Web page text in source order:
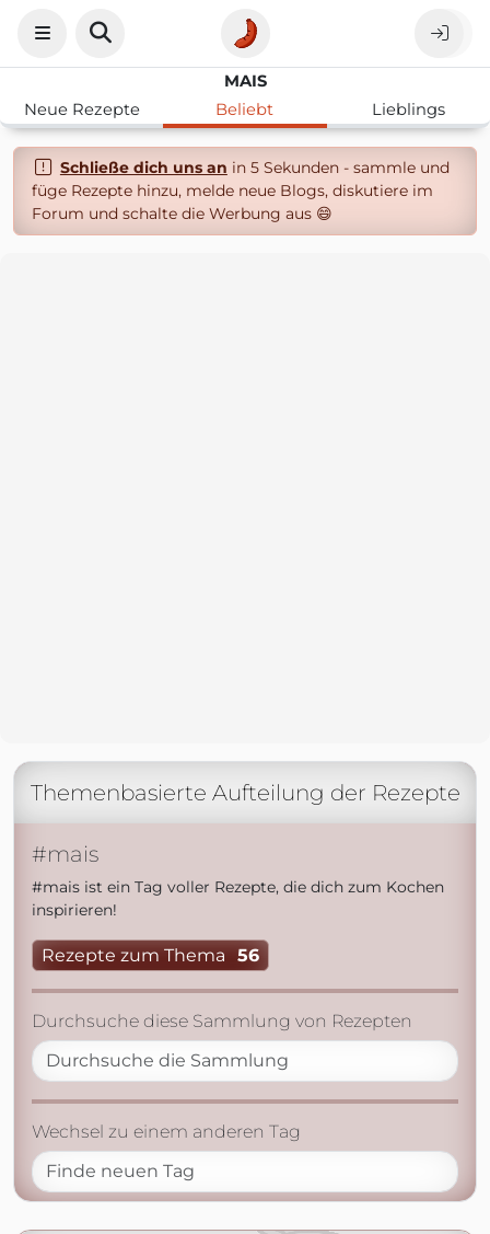
MAIS
Neue Rezepte
Beliebt Lieblings
Schließe dich uns an in 5 Sekunden - sammle und
füge Rezepte hinzu, melde neue Blogs, diskutiere im
Forum und schalte die Werbung aus 😄
Themenbasierte Aufteilung der Rezepte
#mais
#mais ist ein Tag voller Rezepte, die dich zum Kochen
inspirieren!
Rezepte zum Thema 56
Durchsuche diese Sammlung von Rezepten
Wechsel zu einem anderen Tag